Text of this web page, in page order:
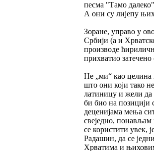
песма "Тамо
А они су лијепу
Зоране, управо у
Србији (а и
производе
прихватио
Не „ми“ као целина
што они који тако
латиницу и жели да
би био на позицији
деценијама мења
свеједно,
се користити увек,
Радашин, да се
Хрватима и